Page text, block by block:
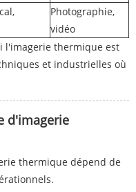
Photographie,
vidéo
l'imagerie thermique est
et industrielles où
d'imagerie
thermique dépend de